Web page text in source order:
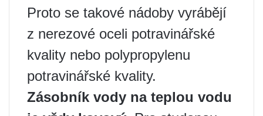
Proto se takové nádoby vyrábějí
z nerezové oceli potravinářské
kvality nebo polypropylenu
potravinářské kvality.
Zásobník vody na teplou vodu